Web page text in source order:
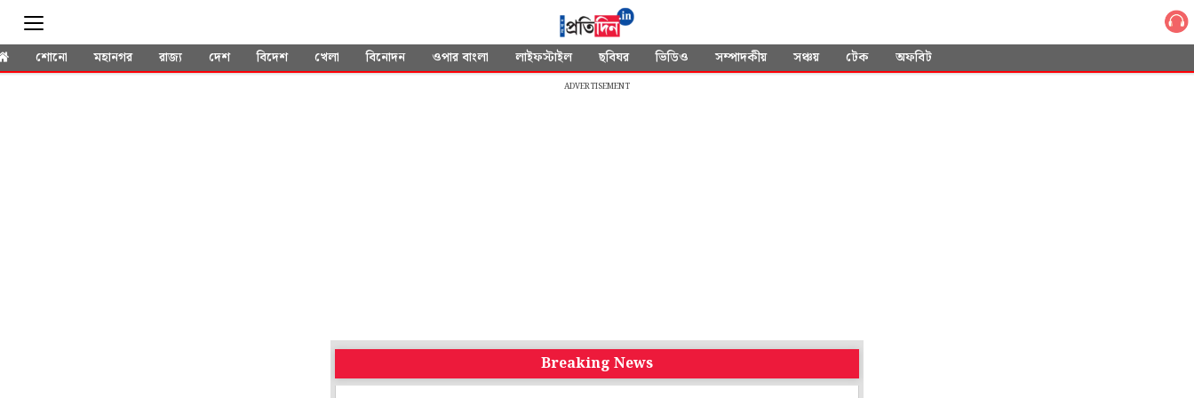
শোনো মহানগর রাজ্য দেশ বিদেশ খেলা বিনোদন ওপার বাংলা লাইফস্টাইল ছবিঘর ভিডিও সম্পাদকীয় সঞ্চয় টেক অফবিট
ADVERTISEMENT
Breaking News